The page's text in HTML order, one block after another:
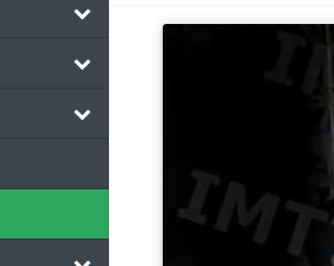
Consulte as
Veja as
O Índice